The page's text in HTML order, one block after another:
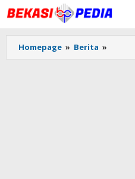
Lewati
ke
konten
Homepage » Berita »
Idul